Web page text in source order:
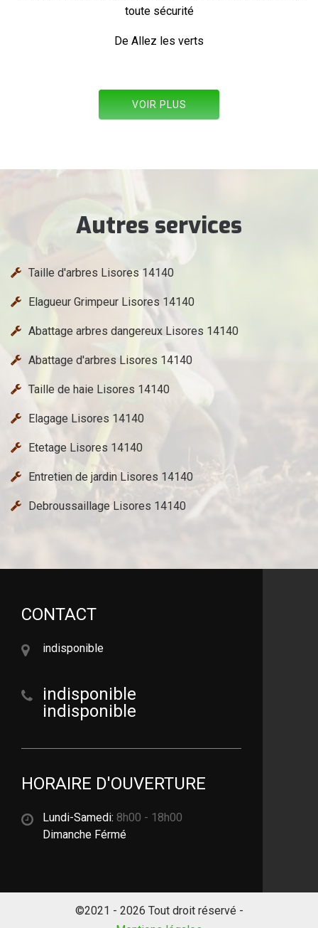
toute sécurité
De Allez les verts
VOIR PLUS
Autres services
Taille d'arbres Lisores 14140
Elagueur Grimpeur Lisores 14140
Abattage arbres dangereux Lisores 14140
Abattage d'arbres Lisores 14140
Taille de haie Lisores 14140
Elagage Lisores 14140
Etetage Lisores 14140
Entretien de jardin Lisores 14140
Debroussaillage Lisores 14140
CONTACT
indisponible
indisponible
indisponible
HORAIRE D'OUVERTURE
Lundi-Samedi: 8h00 - 18h00
Dimanche Férmé
©2021 - 2026 Tout droit réservé -